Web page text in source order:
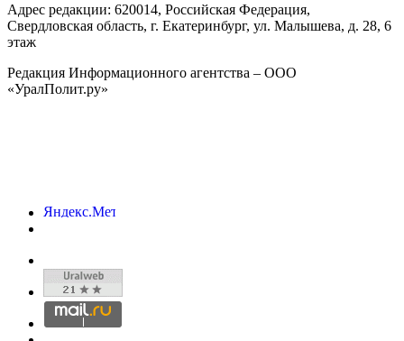
Адрес редакции: 620014, Российская Федерация,
Свердловская область, г. Екатеринбург, ул. Малышева, д. 28, 6
этаж
Редакция Информационного агентства – ООО
«УралПолит.ру»